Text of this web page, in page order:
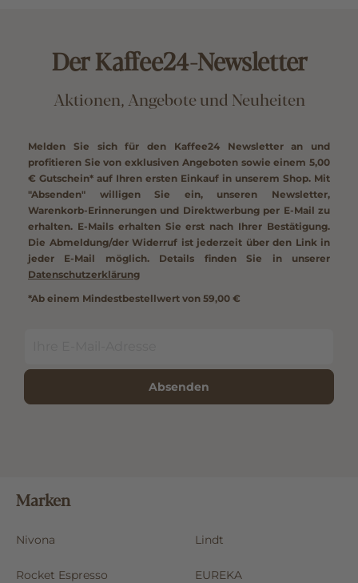
Der Kaffee24-Newsletter
Aktionen, Angebote und Neuheiten
Melden Sie sich für den Kaffee24 Newsletter an und
profitieren Sie von exklusiven Angeboten sowie einem 5,00
€ Gutschein* auf Ihren ersten Einkauf in unserem Shop. Mit
"Absenden" willigen Sie ein, unseren Newsletter,
Warenkorb-Erinnerungen und Direktwerbung per E-Mail zu
erhalten. E-Mails erhalten Sie erst nach Ihrer Bestätigung.
Die Abmeldung/der Widerruf ist jederzeit über den Link in
jeder E-Mail möglich. Details finden Sie in unserer
Datenschutzerklärung
*Ab einem Mindestbestellwert von 59,00 €
Absenden
Marken
Nivona Lindt
Rocket Espresso EUREKA